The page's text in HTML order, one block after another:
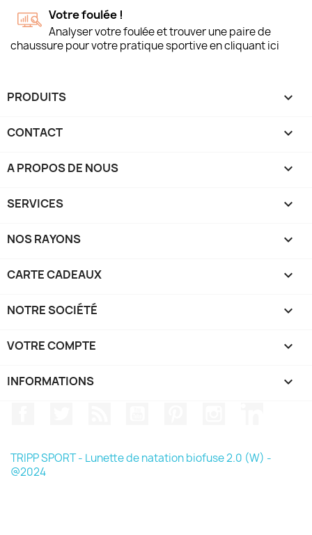
Votre foulée !
Analyser votre foulée et trouver une paire de
chaussure pour votre pratique sportive en cliquant ici
PRODUITS 
CONTACT 
A PROPOS DE NOUS 
SERVICES 
NOS RAYONS 
CARTE CADEAUX 
NOTRE SOCIÉTÉ 
VOTRE COMPTE 
INFORMATIONS keyboard_arrow_down
TRIPP SPORT - Lunette de natation biofuse 2.0 (W) -
@2024